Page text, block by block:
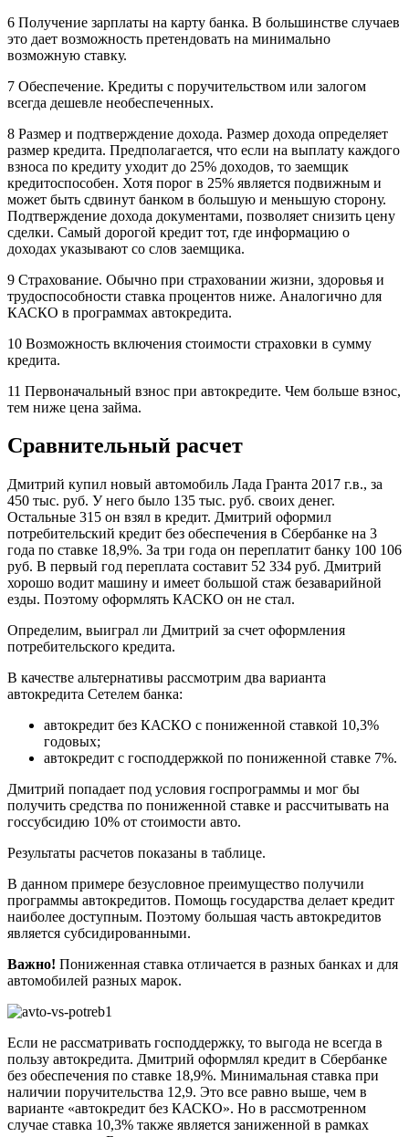
6 Получение зарплаты на карту банка. В большинстве случаев
это дает возможность претендовать на минимально
возможную ставку.
7 Обеспечение. Кредиты с поручительством или залогом
всегда дешевле необеспеченных.
8 Размер и подтверждение дохода. Размер дохода определяет
размер кредита. Предполагается, что если на выплату каждого
взноса по кредиту уходит до 25% доходов, то заемщик
кредитоспособен. Хотя порог в 25% является подвижным и
может быть сдвинут банком в большую и меньшую сторону.
Подтверждение дохода документами, позволяет снизить цену
сделки. Самый дорогой кредит тот, где информацию о
доходах указывают со слов заемщика.
9 Страхование. Обычно при страховании жизни, здоровья и
трудоспособности ставка процентов ниже. Аналогично для
КАСКО в программах автокредита.
10 Возможность включения стоимости страховки в сумму
кредита.
11 Первоначальный взнос при автокредите. Чем больше взнос,
тем ниже цена займа.
Сравнительный расчет
Дмитрий купил новый автомобиль Лада Гранта 2017 г.в., за
450 тыс. руб. У него было 135 тыс. руб. своих денег.
Остальные 315 он взял в кредит. Дмитрий оформил
потребительский кредит без обеспечения в Сбербанке на 3
года по ставке 18,9%. За три года он переплатит банку 100 106
руб. В первый год переплата составит 52 334 руб. Дмитрий
хорошо водит машину и имеет большой стаж безаварийной
езды. Поэтому оформлять КАСКО он не стал.
Определим, выиграл ли Дмитрий за счет оформления
потребительского кредита.
В качестве альтернативы рассмотрим два варианта
автокредита Сетелем банка:
автокредит без КАСКО с пониженной ставкой 10,3%
годовых;
автокредит с господдержкой по пониженной ставке 7%.
Дмитрий попадает под условия госпрограммы и мог бы
получить средства по пониженной ставке и рассчитывать на
госсубсидию 10% от стоимости авто.
Результаты расчетов показаны в таблице.
В данном примере безусловное преимущество получили
программы автокредитов. Помощь государства делает кредит
наиболее доступным. Поэтому большая часть автокредитов
является субсидированными.
Важно! Пониженная ставка отличается в разных банках и для
автомобилей разных марок.
Если не рассматривать господдержку, то выгода не всегда в
пользу автокредита. Дмитрий оформлял кредит в Сбербанке
без обеспечения по ставке 18,9%. Минимальная ставка при
наличии поручительства 12,9. Это все равно выше, чем в
варианте «автокредит без КАСКО». Но в рассмотренном
случае ставка 10,3% также является заниженной в рамках